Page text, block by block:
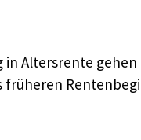
Altersrente